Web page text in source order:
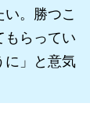
。勝つこ
もらってい
に」と意気